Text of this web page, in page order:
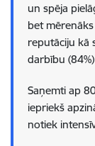
un spēja
bet
reputāciju kā
darbību
Saņemti ap
iepriekš
notiek